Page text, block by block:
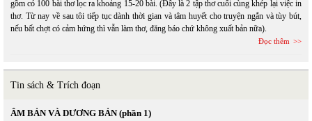
gồm có 100 bài thơ lọc ra khoảng 15-20 bài. (Đây là 2 tập thơ cuối cùng khép lại việc in
thơ. Từ nay về sau tôi tiếp tục dành thời gian và tâm huyết cho truyện ngắn và tùy bút,
nếu bất chợt có cảm hứng thì vẫn làm thơ, đăng báo chứ không xuất bản nữa).
Đọc thêm
Tin sách & Trích đoạn
ÂM BẢN VÀ DƯƠNG BẢN (phần 1)